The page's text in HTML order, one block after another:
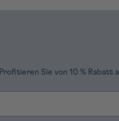
Profitieren Sie von 10 % Rabatt